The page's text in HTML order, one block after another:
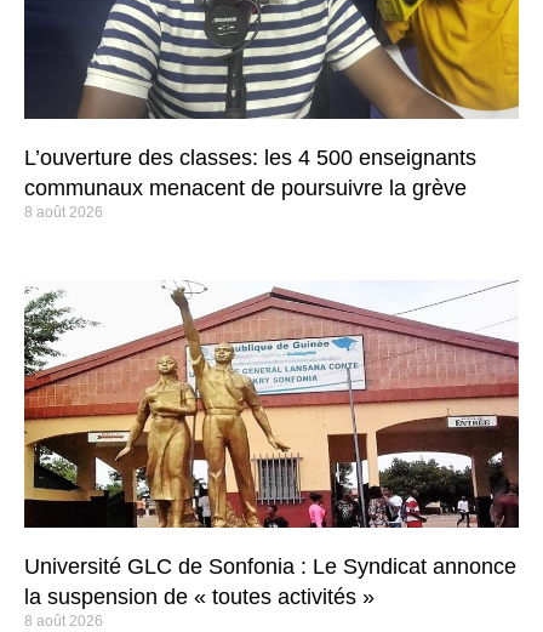
L’ouverture des classes: les 4 500 enseignants
communaux menacent de poursuivre la grève
8 août 2026
Université GLC de Sonfonia : Le Syndicat annonce
la suspension de « toutes activités »
8 août 2026